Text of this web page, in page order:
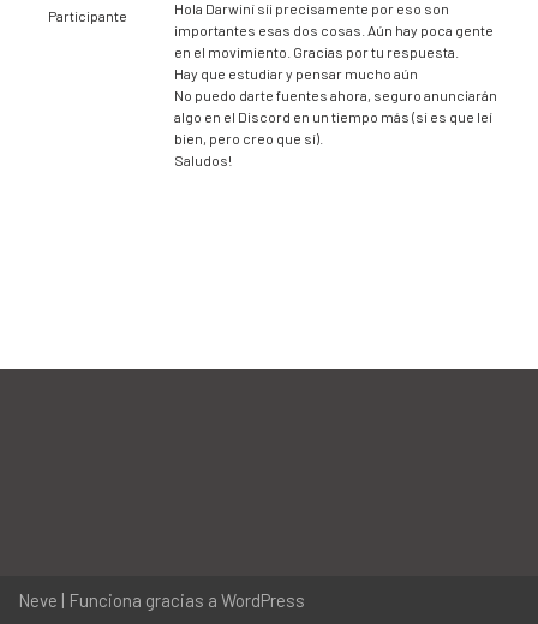
Participante
Hola Darwin¡ síi precisamente por eso son
importantes esas dos cosas. Aún hay poca gente
en el movimiento. Gracias por tu respuesta.
Hay que estudiar y pensar mucho aún
No puedo darte fuentes ahora, seguro anunciarán
algo en el Discord en un tiempo más (si es que leí
bien, pero creo que sí).
Saludos!
Neve | Funciona gracias a WordPress